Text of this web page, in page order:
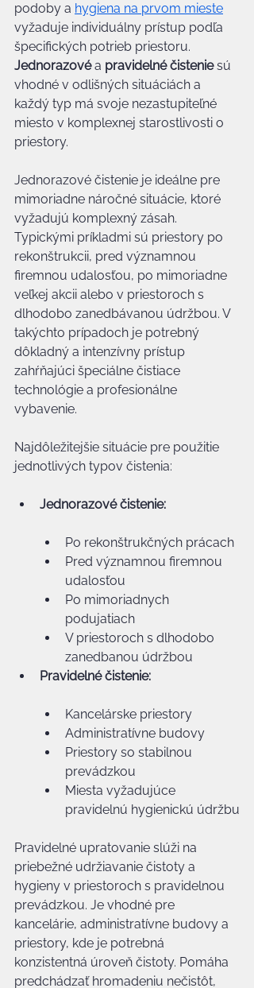
podoby a hygiena na prvom mieste
vyžaduje individuálny prístup podľa
špecifických potrieb priestoru.
Jednorazové a pravidelné čistenie sú
vhodné v odlišných situáciách a
každý typ má svoje nezastupiteľné
miesto v komplexnej starostlivosti o
priestory.
Jednorazové čistenie je ideálne pre
mimoriadne náročné situácie, ktoré
vyžadujú komplexný zásah.
Typickými príkladmi sú priestory po
rekonštrukcii, pred významnou
firemnou udalosťou, po mimoriadne
veľkej akcii alebo v priestoroch s
dlhodobo zanedbávanou údržbou. V
takýchto prípadoch je potrebný
dôkladný a intenzívny prístup
zahŕňajúci špeciálne čistiace
technológie a profesionálne
vybavenie.
Najdôležitejšie situácie pre použitie
jednotlivých typov čistenia:
Jednorazové čistenie:
Po rekonštrukčných prácach
Pred významnou firemnou
udalosťou
Po mimoriadnych
podujatiach
V priestoroch s dlhodobo
zanedbanou údržbou
Pravidelné čistenie:
Kancelárske priestory
Administratívne budovy
Priestory so stabilnou
prevádzkou
Miesta vyžadujúce
pravidelnú hygienickú údržbu
Pravidelné upratovanie slúži na
priebežné udržiavanie čistoty a
hygieny v priestoroch s pravidelnou
prevádzkou. Je vhodné pre
kancelárie, administratívne budovy a
priestory, kde je potrebná
konzistentná úroveň čistoty. Pomáha
predchádzať hromadeniu nečistôt,